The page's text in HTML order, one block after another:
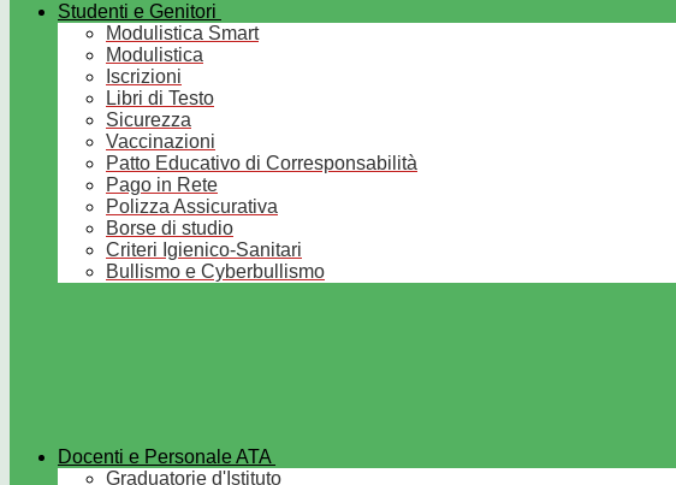
Studenti e Genitori
Modulistica Smart
Modulistica
Iscrizioni
Libri di Testo
Sicurezza
Vaccinazioni
Patto Educativo di Corresponsabilità
Pago in Rete
Polizza Assicurativa
Borse di studio
Criteri Igienico-Sanitari
Bullismo e Cyberbullismo
Docenti e Personale ATA
Graduatorie d'Istituto